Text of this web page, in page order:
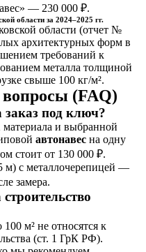
— 230 000 ₽.
области за 2024–2025 гг.
области (отчет №
архитектурных форм в
требований к
металла толщиной
свыше 100 кг/м².
(FAQ)
заказ под ключ?
и выбранной
автонавес на одну
стоит от 130 000 ₽.
м) с металлочерепицей —
замера.
м² не относятся к
(ст. 1 ГрК РФ).